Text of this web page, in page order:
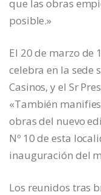
que las obras
posible.»
El 20 de marzo de
celebra en la sede
Casinos, y el Sr
«También
obras del nuevo
Nº 10 de esta
inauguración del
Los reunidos tras